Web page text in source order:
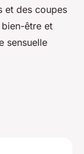
et des coupes
être et
sensuelle